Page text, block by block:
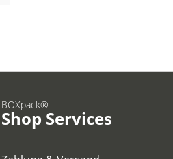
BOXpack®
Shop Services